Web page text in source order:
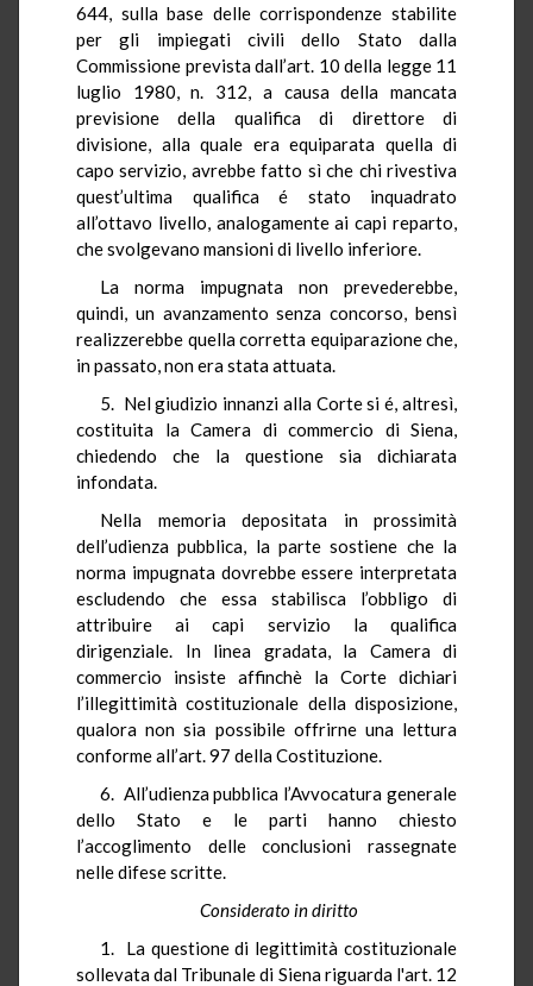
644, sulla base delle corrispondenze stabilite
per gli impiegati civili dello Stato dalla
Commissione prevista dall’art. 10 della legge 11
luglio 1980, n. 312, a causa della mancata
previsione della qualifica di direttore di
divisione, alla quale era equiparata quella di
capo servizio, avrebbe fatto sì che chi rivestiva
quest’ultima qualifica é stato inquadrato
all’ottavo livello, analogamente ai capi reparto,
che svolgevano mansioni di livello inferiore.
La norma impugnata non prevederebbe,
quindi, un avanzamento senza concorso, bensì
realizzerebbe quella corretta equiparazione che,
in passato, non era stata attuata.
5. Nel giudizio innanzi alla Corte si é, altresì,
costituita la Camera di commercio di Siena,
chiedendo che la questione sia dichiarata
infondata.
Nella memoria depositata in prossimità
dell’udienza pubblica, la parte sostiene che la
norma impugnata dovrebbe essere interpretata
escludendo che essa stabilisca l’obbligo di
attribuire ai capi servizio la qualifica
dirigenziale. In linea gradata, la Camera di
commercio insiste affinchè la Corte dichiari
l’illegittimità costituzionale della disposizione,
qualora non sia possibile offrirne una lettura
conforme all’art. 97 della Costituzione.
6. All’udienza pubblica l’Avvocatura generale
dello Stato e le parti hanno chiesto
l’accoglimento delle conclusioni rassegnate
nelle difese scritte.
Considerato in diritto
1. La questione di legittimità costituzionale
sollevata dal Tribunale di Siena riguarda l'art. 12